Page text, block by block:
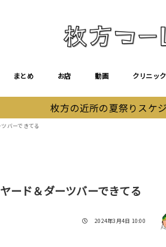
まとめ お店 動画 クリニック
枚方の近所の夏祭りスケ
バーできてる
ード＆ダーツバーできてる
投稿日
2024年3月4日 10:00